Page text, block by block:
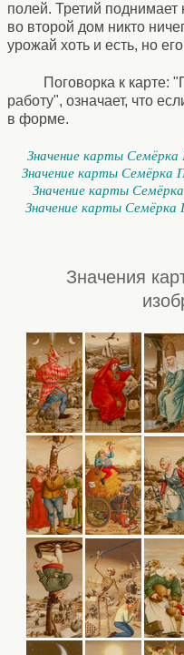
полей. Третий поднимает
во второй дом никто
урожай хоть и есть, но
Поговорка к карте:
работу", означает, что
в форме.
Значение карты Семёрка
Значение карты Семёрка
Значение карты
Значение карты
Значения